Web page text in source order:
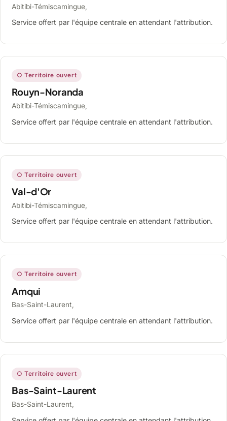
Abitibi-Témiscamingue,
Service offert par l'équipe centrale en attendant l'attribution.
○ Territoire ouvert
Rouyn-Noranda
Abitibi-Témiscamingue,
Service offert par l'équipe centrale en attendant l'attribution.
○ Territoire ouvert
Val-d'Or
Abitibi-Témiscamingue,
Service offert par l'équipe centrale en attendant l'attribution.
○ Territoire ouvert
Amqui
Bas-Saint-Laurent,
Service offert par l'équipe centrale en attendant l'attribution.
○ Territoire ouvert
Bas-Saint-Laurent
Bas-Saint-Laurent,